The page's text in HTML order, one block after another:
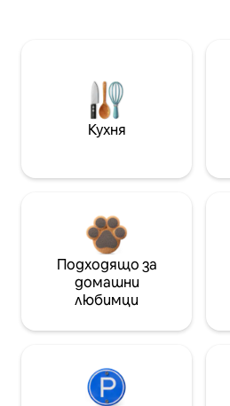
Кухня
Подходящо за
домашни
любимци